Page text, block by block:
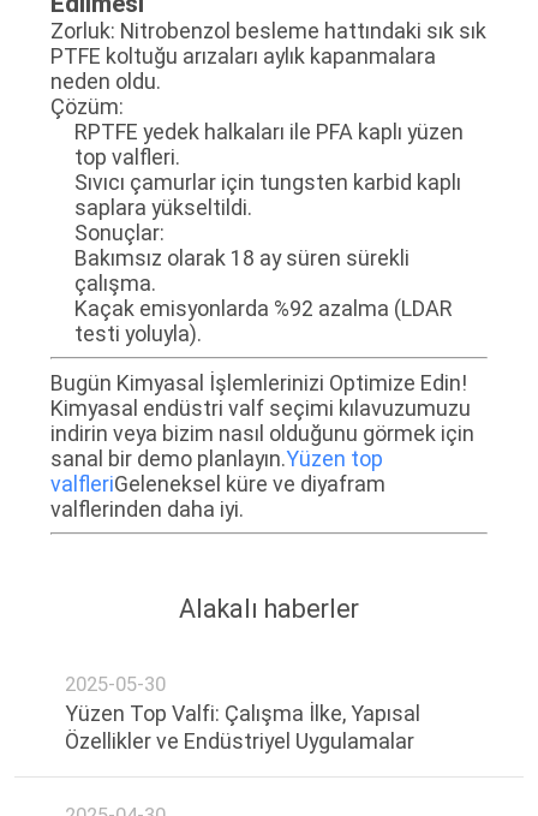
Zorluk: Nitrobenzol besleme hattındaki sık sık
PTFE koltuğu arızaları aylık kapanmalara
neden oldu.
Çözüm:
RPTFE yedek halkaları ile PFA kaplı yüzen
top valfleri.
Sıvıcı çamurlar için tungsten karbid kaplı
saplara yükseltildi.
Sonuçlar:
Bakımsız olarak 18 ay süren sürekli
çalışma.
Kaçak emisyonlarda %92 azalma (LDAR
testi yoluyla).
Bugün Kimyasal İşlemlerinizi Optimize Edin!
Kimyasal endüstri valf seçimi kılavuzumuzu
indirin veya bizim nasıl olduğunu görmek için
sanal bir demo planlayın.Yüzen top
valfleriGeleneksel küre ve diyafram
valflerinden daha iyi.
Alakalı haberler
2025-05-30
Yüzen Top Valfi: Çalışma İlke, Yapısal
Özellikler ve Endüstriyel Uygulamalar